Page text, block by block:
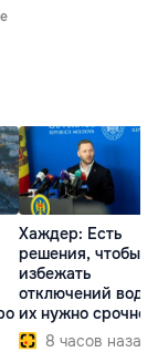
Хаждер: Есть
решения, чтобы
избежать
отключений
их нужно срочно
внедрить
8 часов назад